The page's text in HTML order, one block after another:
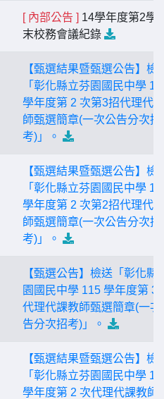
[ 內部公告 ] 14學年度第2學
末校務會議紀錄
【甄選結果暨甄選公告】檢
「彰化縣立芬園國民中學
學年度第 2 次第3招代理代
師甄選簡章(一次公告分次招
考)」。
【甄選結果暨甄選公告】檢
「彰化縣立芬園國民中學
學年度第 2 次第2招代理代
師甄選簡章(一次公告分次招
考)」。
【甄選公告】檢送「彰化縣
園國民中學 115 學年度第 3
代理代課教師甄選簡章(一次
告分次招考)」。
【甄選結果暨甄選公告】檢
「彰化縣立芬園國民中學
學年度第 2 次代理代課教師